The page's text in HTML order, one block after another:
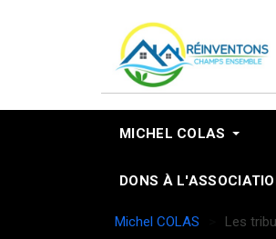
MICHEL COLAS
DONS À
Michel COLAS Les